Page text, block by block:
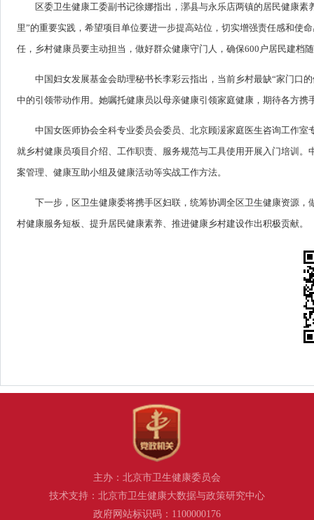
区委卫生健康工委副书记徐娜指出，漷县与永乐店两镇的居民健康
里”的重要实践，希望项目单位要进一步提高站位，切实增强责任感和使
任，乡村健康员要主动担当，做好群众健康守门人，确保600户居民建档
中国妇女发展基金会助理秘书长李彩云指出，当前乡村最缺“家门口
中的引领带动作用。她嘱托健康员以母亲健康引领家庭健康，期待各方携
中国女医师协会全科专业委员会委员、北京顾湲家庭医生咨询工作
就乡村健康员项目介绍、工作职责、服务规范与工具使用开展入门培训
案管理、健康互助小组及健康活动等实战工作方法。
下一步，区卫生健康委将携手区妇联，统筹协调全区卫生健康资源
村健康服务短板、提升居民健康素养、推进健康乡村建设作出积极贡献。
主办：北京市卫生健康委员会
技术支持：北京市卫生健康大数据与政策研究中心
政府网站标识码：1100000176